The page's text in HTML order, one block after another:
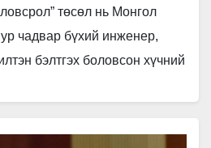
төсөл нь Монгол
чадвар бүхий инженер,
бэлтгэх боловсон хүчний